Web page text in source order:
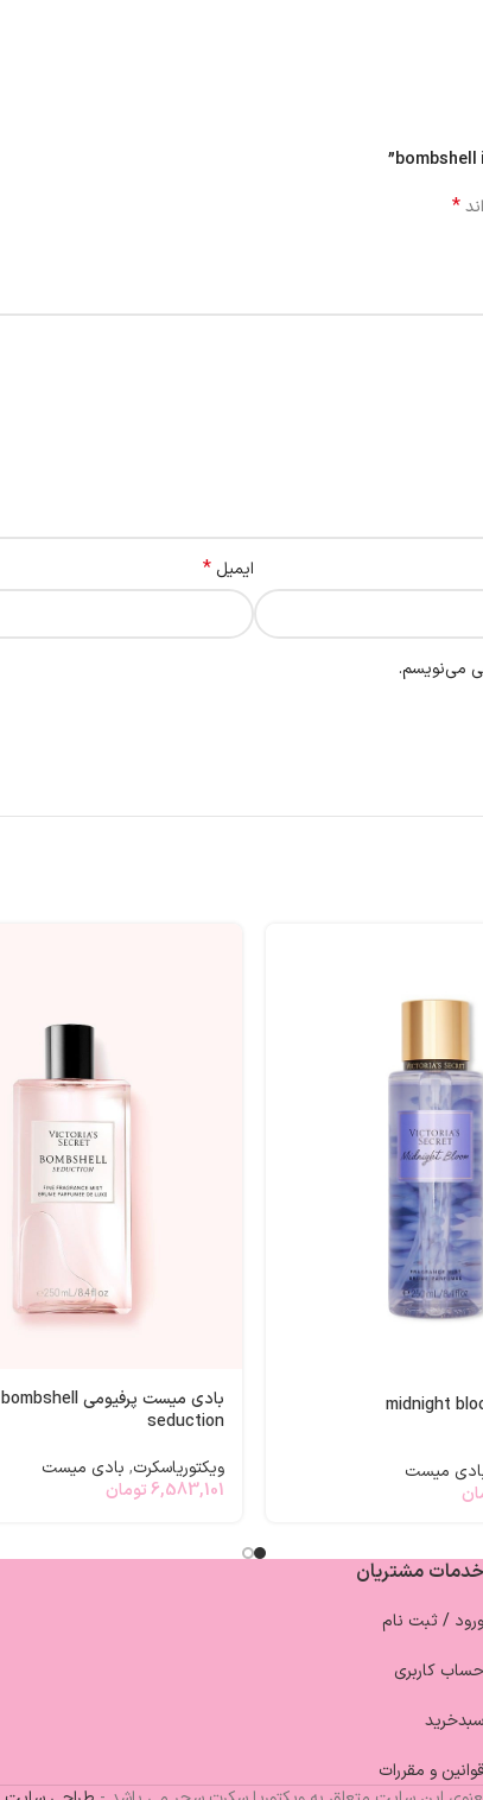
*
ایمیل *
می‌نویسم.
میست
بادی میست پرفیومی bombshell
seduction
ویکتوریاسکرت, بادی میست
6,583,101تومان
خدمات مشتریان
ورود / ثبت نام
حساب کاربری
سبدخرید
قوانین و مقررات